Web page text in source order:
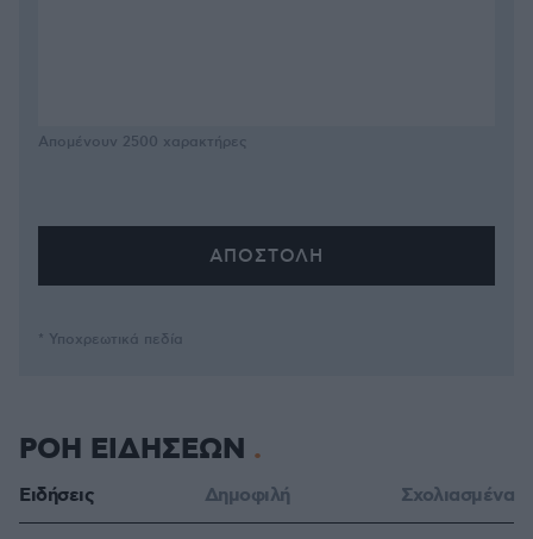
Απομένουν 2500 χαρακτήρες
* Υποχρεωτικά πεδία
ΡΟΗ ΕΙΔΗΣΕΩΝ
Ειδήσεις Δημοφιλή Σχολιασμένα